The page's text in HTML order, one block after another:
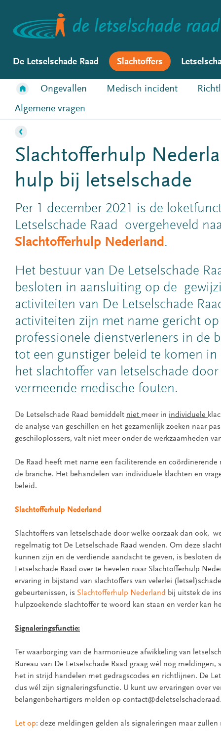
De Letselschade Raad Slachtoffers
Ongevallen Medisch incident
Algemene vragen
Slachtofferhulp
hulp bij letselschade
Per 1 december 2021 is de
Letselschade Raad overgeheveld
Slachtofferhulp Nederland.
Het bestuur van De Letselschade
besloten in aansluiting op de
activiteiten van De Letselschade
activiteiten zijn met name gericht
professionele dienstverleners in de
tot een gunstiger beleid te komen in
het slachtoffer van letselschade
vermeende medische fouten.
De Letselschade Raad bemiddelt niet meer in individuele
de analyse van geschillen en het gezamenlijk zoeken naar
geschiloplossers, valt niet meer onder de werkzaamheden
De Raad heeft met name een faciliterende en
de branche. Het behandelen van individuele klachten en
beleid.
Slachtofferhulp Nederland
Slachtoffers van letselschade door welke oorzaak dan ook,
regelmatig tot De Letselschade Raad wenden. Om deze
kunnen zijn en de verdiende aandacht te geven, is besloten
Letselschade Raad over te hevelen naar Slachtofferhulp
ervaring in bijstand van slachtoffers van velerlei
gebeurtenissen, is Slachtofferhulp Nederland bij uitstek de
hulpzoekende slachtoffer te woord kan staan en verder kan
Signaleringsfunctie:
Ter waarborging van de harmonieuze afwikkeling van
Bureau van De Letselschade Raad graag wél nog meldingen,
het in strijd handelen met gedragscodes en richtlijnen. De
dus wél zijn signaleringsfunctie. U kunt uw ervaringen over
belangenbehartigers melden op
Let op: deze meldingen gelden als signaleringen maar